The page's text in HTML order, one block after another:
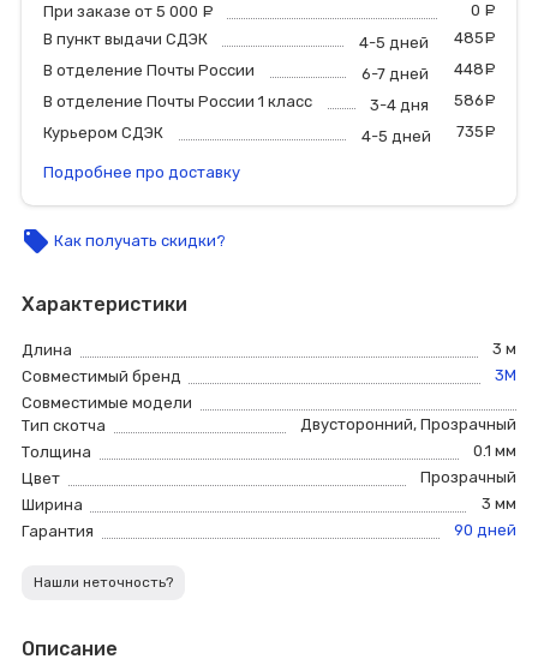
При заказе от 5 000 0
В пункт выдачи СДЭК
4-5 дней 485
В отделение Почты России
6-7 дней 448
В отделение Почты России 1 класс
3-4 дня 586
Курьером СДЭК
4-5 дней 735
Подробнее про доставку
local_offer Как получать скидки?
Характеристики
Длина
3 м
Совместимый бренд
3M
Совместимые модели
Тип скотча
Двусторонний, Прозрачный
Толщина
0.1 мм
Цвет
Прозрачный
Ширина
3 мм
Гарантия
90 дней
Нашли неточность?
Описание